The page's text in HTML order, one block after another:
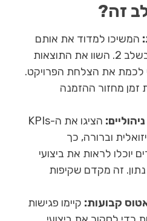
זה?
המשיכו למדוד את אותם
KPIs שהגדרתם בשלב 2. השוו את התוצאות
לכמת את הצלחת הפרויקט.
מחזור ההזמנה
הציגו את ה-KPIs
וברורה, כך
יוכלו לראות את ביצועי
זה מקדם שקיפות
קבועות: קיימו פגישות